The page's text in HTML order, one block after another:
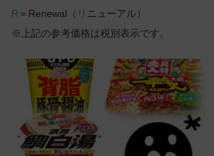
R ＝Renewal（ リ ニューアル）
※上記の参考価格は税別表示です。